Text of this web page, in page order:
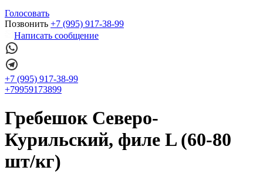
Голосовать
Позвонить +7 (995) 917-38-99
Написать сообщение
+7 (995) 917-38-99
+79959173899
Гребешок Северо-
Курильский, филе L (60-80
шт/кг)